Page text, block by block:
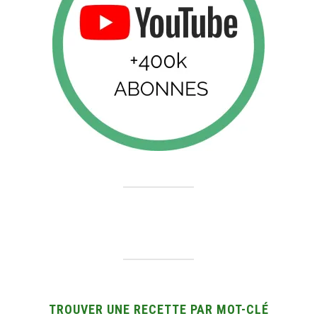
TROUVER UNE RECETTE PAR MOT-CLÉ